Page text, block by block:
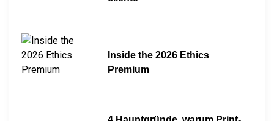
Inside the 2026 Ethics
Premium